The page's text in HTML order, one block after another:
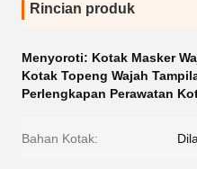
Rincian produk
Menyoroti: Kotak Masker
Kotak Topeng Wajah
Perlengkapan Perawatan
Bahan Kotak: